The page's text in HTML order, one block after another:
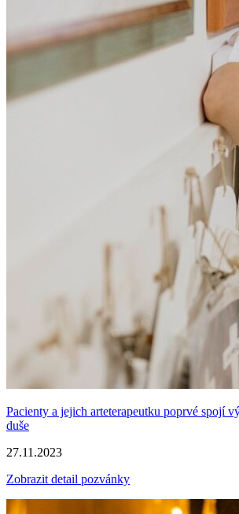
Pacienty a jejich arteterapeutku poprvé spojí
duše
27.11.2023
Zobrazit detail pozvánky